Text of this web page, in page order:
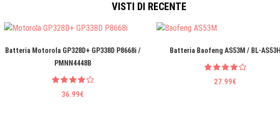
VISTI DI RECENTE
Batteria Motorola GP328D+ GP338D P8668i /
PMNN4448B
36.99€
Batteria Baofeng AS53M / BL-AS53H
27.99€